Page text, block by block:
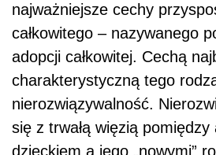
najważniejsze cechy
całkowitego – nazywanego
adopcji całkowitej. Cechą
charakterystyczną tego
nierozwiązywalność.
się z trwałą więzią
dzieckiem a jego „nowymi”